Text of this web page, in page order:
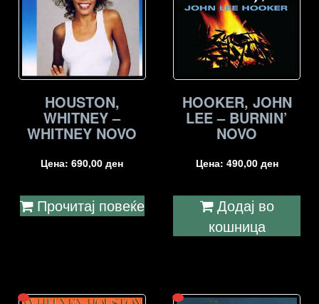
HOUSTON,
WHITNEY –
WHITNEY NOVO
Цена:690,00ден
Прочитај повеќе
HOOKER, JOHN
LEE – BURNIN’
NOVO
Цена: 490,00 ден
Додај во
кошница